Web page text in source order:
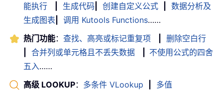
能执行
生成代码 创建自定义公式
数据分析及
生成图表
调用 Kutools Functions……
热门功能： 查找、高亮或标记重复项
删除空白行
合并列或单元格且不丢失数据
不使用公式的四舍
五入……
高级 LOOKUP： 多条件 VLookup
多值